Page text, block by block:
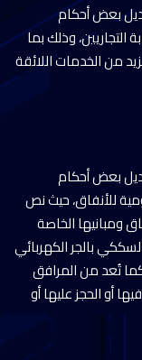
بعض أحكام
نقابة التجاريين، وذلك بما
من الخدمات اللائقة
بعض أحكام
الهيئة القومية للأنفاق، حيث نص
ومبانيها الخاصة
بالجر الكهربائي
تُعد من المرافق
أو الحجز عليها أو